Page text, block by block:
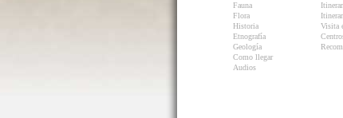
Fauna
Flora
Historia
Etnografía
Geología
Como llegar
Audios
Visita